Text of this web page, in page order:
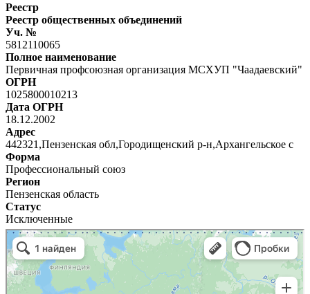
Реестр
Реестр общественных объединений
Уч. №
5812110065
Полное наименование
Первичная профсоюзная организация МСХУП "Чаадаевский"
ОГРН
1025800010213
Дата ОГРН
18.12.2002
Адрес
442321,Пензенская обл,Городищенский р-н,Архангельское с
Форма
Профессиональный союз
Регион
Пензенская область
Статус
Исключенные